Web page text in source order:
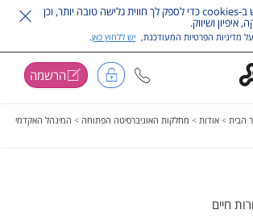
האתר עושה שימוש ב-cookies כדי לספק לך חווית גלישה טובה יותר, וכן
ושיווק.
יש ללחוץ כאן.
הרשמה
הבית > אודות > מחלקות האוניברסיטה הפתוחה > המינהל האקדמי
חיים